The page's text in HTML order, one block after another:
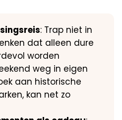
: Trap niet in
dat alleen dure
worden
weg in eigen
aan historische
kan net zo